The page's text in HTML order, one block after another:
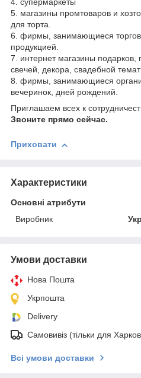
4. супермаркеты
5. магазины промтоваров и
для торта.
6. фирмы, занимающиеся
продукцией.
7. интернет магазины подарков,
свечей, декора, свадебной
8. фирмы, занимающиеся
вечеринок, дней рождений.
Приглашаем всех к
Звоните прямо сейчас.
Приховати
Характеристики
Основні атрибути
Виробник
Умови доставки
Нова Пошта
Укрпошта
Delivery
Самовивіз (тільки для
Всі умови доставки